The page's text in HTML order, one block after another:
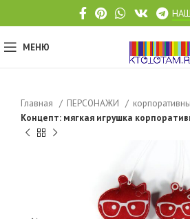
МЕНЮ
Главная ПЕРСОНАЖИ
Концепт: мягкая игрушка